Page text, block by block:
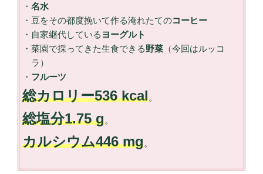
名水
豆をその都度挽いて作る淹れたてのコーヒー
自家継代している ヨーグルト
菜園で採ってきた生食できる野菜 （今回はルッコ
ラ）
フルーツ
総カロリー536 kcal。
総塩分1.75 g。
カルシウム446 mg。